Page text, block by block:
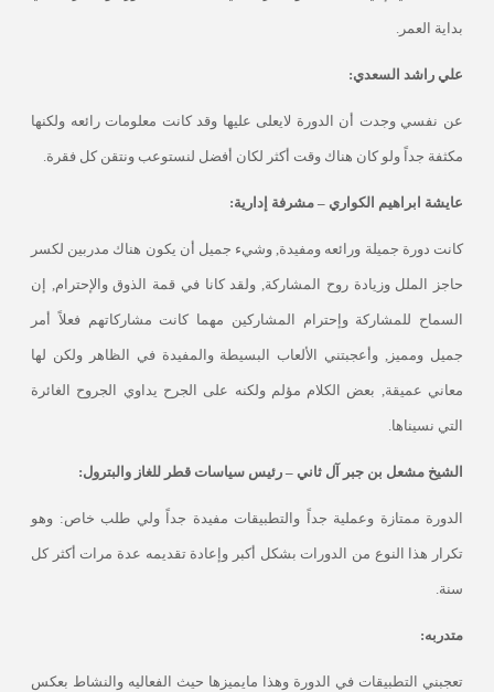
بداية العمر .
علي راشد السعدي:
عن نفسي وجدت أن الدورة لايعلى عليها وقد كانت معلومات رائعه ولكنها
مكثفة جداً ولو كان هناك وقت أكثر لكان أفضل لنستوعب ونتقن كل فقرة.
عايشة ابراهيم الكواري – مشرفة إدارية:
كانت دورة جميلة ورائعه ومفيدة, وشيء جميل أن يكون هناك مدربين لكسر
حاجز الملل وزيادة روح المشاركة, ولقد كانا في قمة الذوق والإحترام, إن
السماح للمشاركة وإحترام المشاركين مهما كانت مشاركاتهم فعلاً أمر
جميل ومميز, وأعجبتني الألعاب البسيطة والمفيدة في الظاهر ولكن لها
معاني عميقة, بعض الكلام مؤلم ولكنه على الجرح يداوي الجروح الغائرة
التي نسيناها.
الشيخ مشعل بن جبر آل ثاني – رئيس سياسات قطر للغاز والبترول:
الدورة ممتازة وعملية جداً والتطبيقات مفيدة جداً ولي طلب خاص: وهو
تكرار هذا النوع من الدورات بشكل أكبر وإعادة تقديمه عدة مرات أكثر كل
سنة.
متدربه:
تعجبني التطبيقات في الدورة وهذا مايميزها حيث الفعاليه والنشاط بعكس